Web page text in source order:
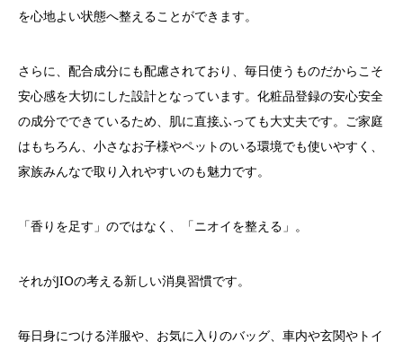
を心地よい状態へ整えることができます。
さらに、配合成分にも配慮されており、毎日使うものだからこそ
安心感を大切にした設計となっています。化粧品登録の安心安全
の成分でできているため、肌に直接ふっても大丈夫です。ご家庭
はもちろん、小さなお子様やペットのいる環境でも使いやすく、
家族みんなで取り入れやすいのも魅力です。
「香りを足す」のではなく、「ニオイを整える」。
それがJIOの考える新しい消臭習慣です。
毎日身につける洋服や、お気に入りのバッグ、車内や玄関やトイ